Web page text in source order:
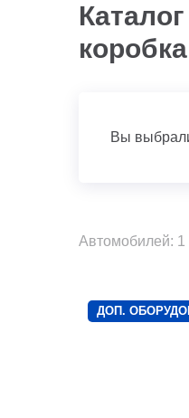
Вы
Автомобилей: 1
ДОП.